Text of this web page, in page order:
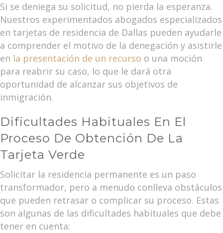
Si se deniega su solicitud, no pierda la esperanza.
Nuestros experimentados abogados especializados
en tarjetas de residencia de Dallas pueden ayudarle
a comprender el motivo de la denegación y asistirle
en la presentación de un recurso o una moción
para reabrir su caso, lo que le dará otra
oportunidad de alcanzar sus objetivos de
inmigración.
Dificultades Habituales En El
Proceso De Obtención De La
Tarjeta Verde
Solicitar la residencia permanente es un paso
transformador, pero a menudo conlleva obstáculos
que pueden retrasar o complicar su proceso. Estas
son algunas de las dificultades habituales que debe
tener en cuenta: